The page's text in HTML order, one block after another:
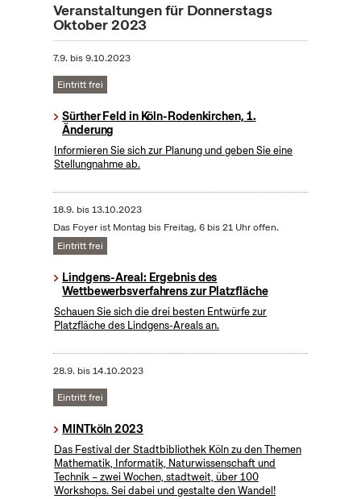
Veranstaltungen für Donnerstags
Oktober 2023
7.9. bis9.10.2023
Eintritt frei
Sürther Feld in Köln-Rodenkirchen, 1.
Änderung
Informieren Sie sich zur Planung und geben Sie eine
Stellungnahme ab.
18.9. bis13.10.2023
Das Foyer ist Montag bis Freitag, 6 bis 21 Uhr offen.
Eintritt frei
Lindgens-Areal: Ergebnis des
Wettbewerbsverfahrens zur Platzfläche
Schauen Sie sich die drei besten Entwürfe zur
Platzfläche des Lindgens-Areals an.
28.9. bis14.10.2023
Eintritt frei
MINTköln 2023
Das Festival der Stadtbibliothek Köln zu den Themen
Mathematik, Informatik, Naturwissenschaft und
Technik – zwei Wochen, stadtweit, über 100
Workshops. Sei dabei und gestalte den Wandel!